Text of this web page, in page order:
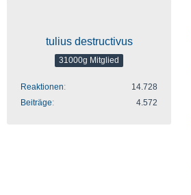
tulius destructivus
31000g Mitglied
Reaktionen
14.728
Beiträge
4.572